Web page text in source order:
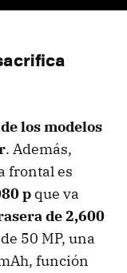
los modelos
. Además,
frontal es
p que va
de 2,600
50 MP, una
función